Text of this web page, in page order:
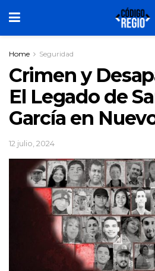
Home Seguridad
Crimen y
El Legado de
García en
12 julio, 2024